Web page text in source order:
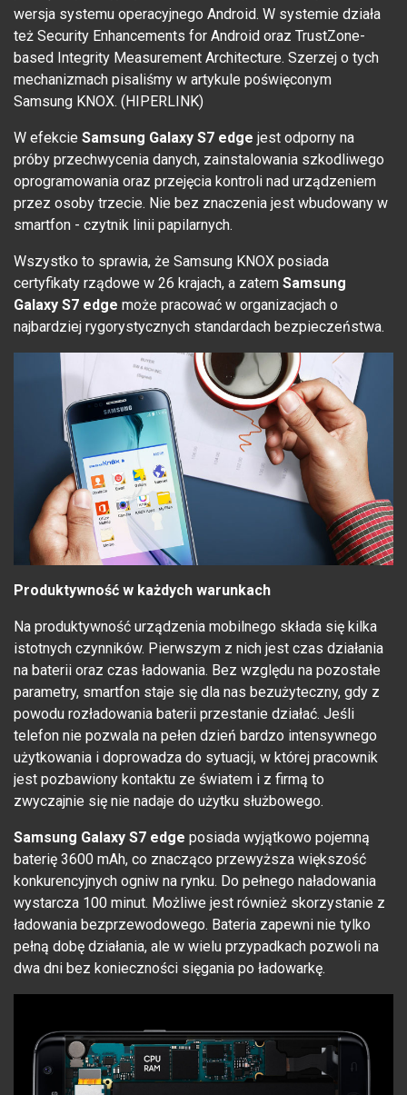
wersja systemu operacyjnego Android. W systemie działa
też Security Enhancements for Android oraz TrustZone-
based Integrity Measurement Architecture. Szerzej o tych
mechanizmach pisaliśmy w artykule poświęconym
Samsung KNOX. (HIPERLINK)
W efekcie Samsung Galaxy S7 edge jest odporny na
próby przechwycenia danych, zainstalowania szkodliwego
oprogramowania oraz przejęcia kontroli nad urządzeniem
przez osoby trzecie. Nie bez znaczenia jest wbudowany w
smartfon - czytnik linii papilarnych.
Wszystko to sprawia, że Samsung KNOX posiada
certyfikaty rządowe w 26 krajach, a zatem Samsung
Galaxy S7 edge może pracować w organizacjach o
najbardziej rygorystycznych standardach bezpieczeństwa.
Produktywność w każdych warunkach
Na produktywność urządzenia mobilnego składa się kilka
istotnych czynników. Pierwszym z nich jest czas działania
na baterii oraz czas ładowania. Bez względu na pozostałe
parametry, smartfon staje się dla nas bezużyteczny, gdy z
powodu rozładowania baterii przestanie działać. Jeśli
telefon nie pozwala na pełen dzień bardzo intensywnego
użytkowania i doprowadza do sytuacji, w której pracownik
jest pozbawiony kontaktu ze światem i z firmą to
zwyczajnie się nie nadaje do użytku służbowego.
Samsung Galaxy S7 edge posiada wyjątkowo pojemną
baterię 3600 mAh, co znacząco przewyższa większość
konkurencyjnych ogniw na rynku. Do pełnego naładowania
wystarcza 100 minut. Możliwe jest również skorzystanie z
ładowania bezprzewodowego. Bateria zapewni nie tylko
pełną dobę działania, ale w wielu przypadkach pozwoli na
dwa dni bez konieczności sięgania po ładowarkę.